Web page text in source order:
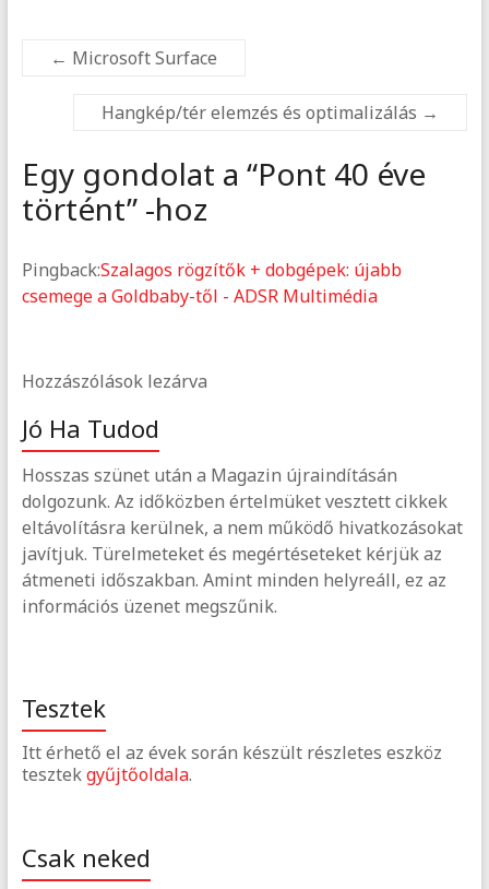
← Microsoft Surface
Hangkép/tér elemzés és optimalizálás →
Egy gondolat a “Pont 40 éve
történt” -hoz
Pingback:Szalagos rögzítők + dobgépek: újabb
csemege a Goldbaby-től - ADSR Multimédia
Hozzászólások lezárva
Jó Ha Tudod
Hosszas szünet után a Magazin újraindításán
dolgozunk. Az időközben értelmüket vesztett cikkek
eltávolításra kerülnek, a nem működő hivatkozásokat
javítjuk. Türelmeteket és megértéseteket kérjük az
átmeneti időszakban. Amint minden helyreáll, ez az
információs üzenet megszűnik.
Tesztek
Itt érhető el az évek során készült részletes eszköz
tesztekgyűjtőoldala.
Csak neked